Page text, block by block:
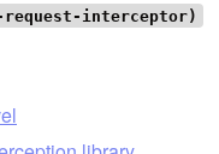
request-interceptor)